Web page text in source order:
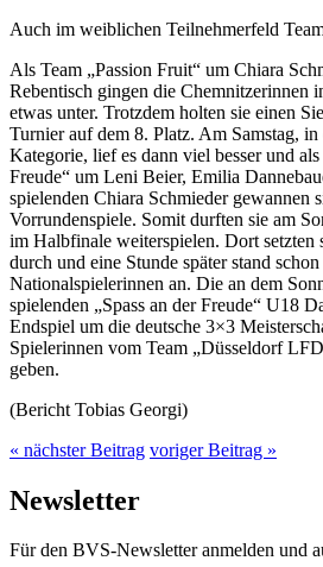
Auch im weiblichen Teilnehmerfeld
Als Team „Passion Fruit“ um Chiara
Rebentisch gingen die Chemnitzerinnen
etwas unter. Trotzdem holten sie einen
Turnier auf dem 8. Platz. Am Samstag,
Kategorie, lief es dann viel besser und als
Freude“ um Leni Beier, Emilia
spielenden Chiara Schmieder gewannen
Vorrundenspiele. Somit durften sie am
im Halbfinale weiterspielen. Dort setzten
durch und eine Stunde später stand
Nationalspielerinnen an. Die an dem
spielenden „Spass an der Freude“ U18
Endspiel um die deutsche 3×3
Spielerinnen vom Team „Düsseldorf
geben.
(Bericht Tobias Georgi)
« nächster Beitrag voriger Beitrag »
Newsletter
Für den BVS-Newsletter anmelden und